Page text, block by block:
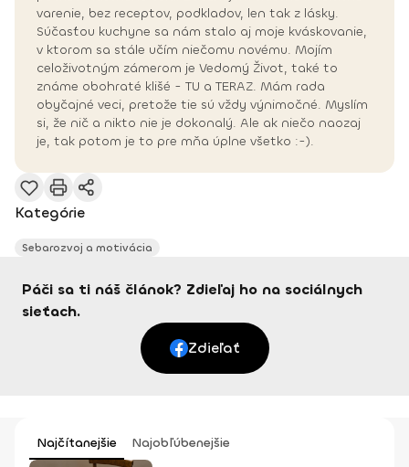
varenie, bez receptov, podkladov, len tak z lásky.
Súčasťou kuchyne sa nám stalo aj moje kváskovanie,
v ktorom sa stále učím niečomu novému. Mojím
celoživotným zámerom je Vedomý Život, také to
známe obohraté klišé - TU a TERAZ. Mám rada
obyčajné veci, pretože tie sú vždy výnimočné. Myslím
si, že nič a nikto nie je dokonalý. Ale ak niečo naozaj
je, tak potom je to pre mňa úplne všetko :-).
Kategórie
Sebarozvoj a motivácia
Páči sa ti náš článok? Zdieľaj ho na sociálnych
sieťach.
Zdieľať
Najčítanejšie Najobľúbenejšie